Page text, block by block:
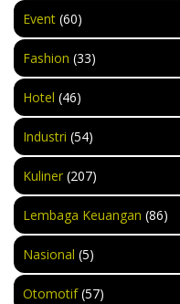
Event (60)
Fashion (33)
Hotel (46)
Industri (54)
Kuliner (207)
Lembaga Keuangan (86)
Nasional (5)
Otomotif(57)